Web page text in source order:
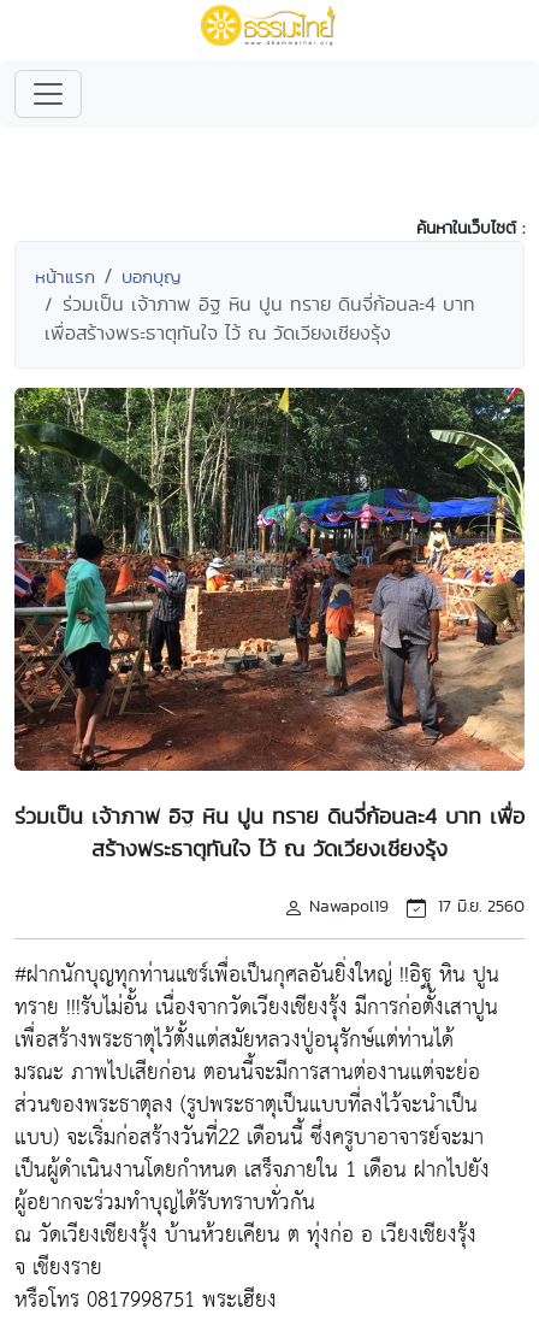
ค้นหาในเว็บไซต์ :
หน้าแรก บอกบุญ
ร่วมเป็น เจ้าภาพ อิฐ หิน ปูน ทราย ดินจี่ก้อนละ4 บาท
เพื่อสร้างพระธาตุทันใจ ไว้ ณ วัดเวียงเชียงรุ้ง
ร่วมเป็น เจ้าภาพ อิฐ หิน ปูน ทราย ดินจี่ก้อนละ4 บาท เพื่อ
สร้างพระธาตุทันใจ ไว้ ณ วัดเวียงเชียงรุ้ง
Nawapol19 17 มิ.ย. 2560
#ฝากนักบุญทุกท่านแชร์เพื่อเป็นกุศลอันยิ่งใหญ่ !!อิฐ หิน ปูน
ทราย !!!รับไม่อั้น เนื่องจากวัดเวียงเชียงรุ้ง มีการก่อตั้งเสาปูน
เพื่อสร้างพระธาตุไว้ตั้งแต่สมัยหลวงปู่อนุรักษ์แต่ท่านได้
มรณะ ภาพไปเสียก่อน ตอนนี้จะมีการสานต่องานแต่จะย่อ
ส่วนของพระธาตุลง (รูปพระธาตุเป็นแบบที่ลงไว้จะนำเป็น
แบบ) จะเริ่มก่อสร้างวันที่22 เดือนนี้ ซึ่งครูบาอาจารย์จะมา
เป็นผู้ดำเนินงานโดยกำหนด เสร็จภายใน 1 เดือน ฝากไปยัง
ผู้อยากจะร่วมทำบุญได้รับทราบทั่วกัน
ณ วัดเวียงเชียงรุ้ง บ้านห้วยเคียน ต ทุ่งก่อ อ เวียงเชียงรุ้ง
จ เชียงราย
หรือโทร 0817998751 พระเฮียง